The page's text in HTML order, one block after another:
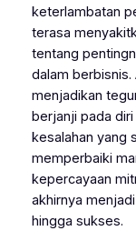
keterlambatan
terasa
tentang
dalam berbisnis.
menjadikan
berjanji pada
kesalahan yang
memperbaiki
kepercayaan
akhirnya
hingga sukses.